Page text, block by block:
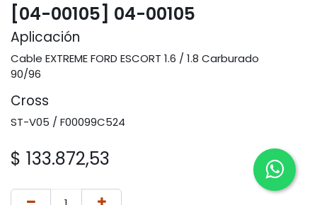
[04-00105] 04-00105
Aplicación
Cable EXTREME FORD ESCORT 1.6 / 1.8 Carburado
90/96
Cross
ST-V05 / F00099C524
$ 133.872,53